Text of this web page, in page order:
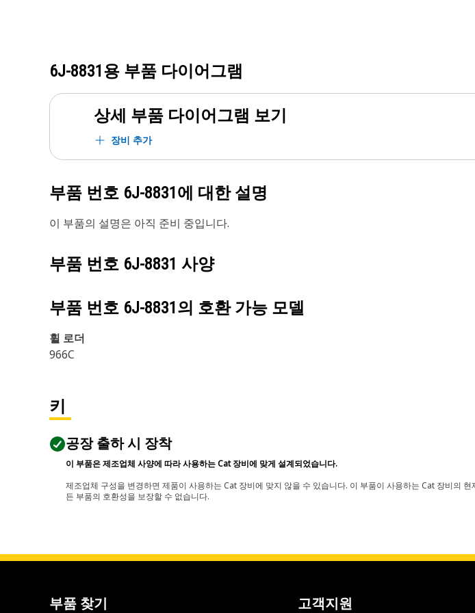
6J-8831 용 부품 다이어그램
상세 부품 다이어그램 보기
장비 추가
부품 번호 6J-8831 에 대한 설명
이 부품의 설명은 아직 준비 중입니다.
부품 번호 6J-8831 사양
부품 번호 6J-8831 의 호환 가능 모델
휠 로더
966C
키
공장 출하 시 장착
이 부품은 제조업체 사양에 따라 사용하는 Cat 장비에 맞게 설계되었습니다.
제조업체 구성을 변경하면 제품이 사용하는 Cat 장비에 맞지 않을 수 있습니다. 이 부품이 사용하는 Cat 장비의
든 부품의 호환성을 보장할 수 없습니다.
부품 찾기 고객지원